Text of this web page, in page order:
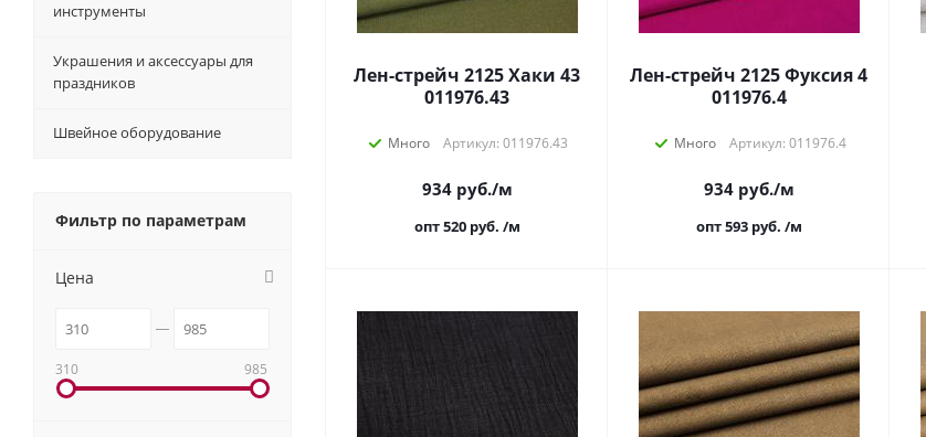
Лен-стрейч 2125 Хаки 43
011976.43
Много Артикул: 011976.43
934руб./м
опт 520 руб. /м
Лен-стрейч 2125 Фуксия 4
011976.4
Много Артикул: 011976.4
934руб./м
опт 593 руб. /м
инструменты
Украшения и аксессуары для
праздников
Швейное оборудование
Фильтр по параметрам
Цена
310 985